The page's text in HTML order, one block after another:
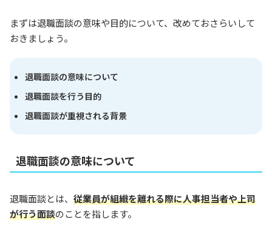
まずは退職面談の意味や目的について、改めておさらいして
おきましょう。
退職面談の意味について
退職面談を行う目的
退職面談が重視される背景
退職面談の意味について
退職面談とは、 従業員が組織を離れる際に人事担当者や上司
が行う面談のことを指します。